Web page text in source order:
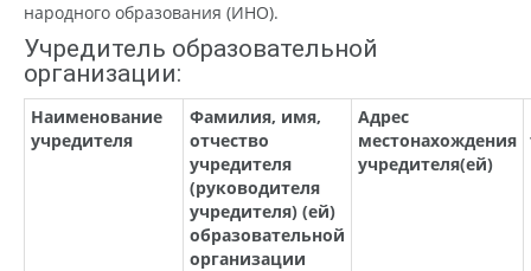
народного образования (ИНО).
Учредитель образовательной
организации:
Наименование
учредителя
Фамилия, имя,
отчество
учредителя
(руководителя
учредителя) (ей)
образовательной
организации
Адрес
местонахождения
учредителя(ей)